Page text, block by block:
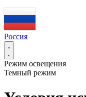
Россия
Режим освещения
Темный режим